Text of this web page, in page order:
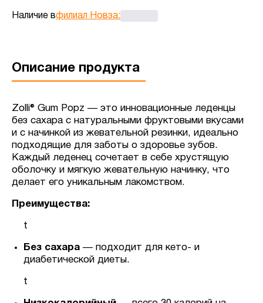
Наличие вфилиал Новза:
Описание продукта
Zolli® Gum Popz — это инновационные леденцы
без сахара с натуральными фруктовыми вкусами
и с начинкой из жевательной резинки, идеально
подходящие для заботы о здоровье зубов.
Каждый леденец сочетает в себе хрустящую
оболочку и мягкую жевательную начинку, что
делает его уникальным лакомством.
Преимущества:
t
Без сахара — подходит для кето- и
диабетической диеты.
t